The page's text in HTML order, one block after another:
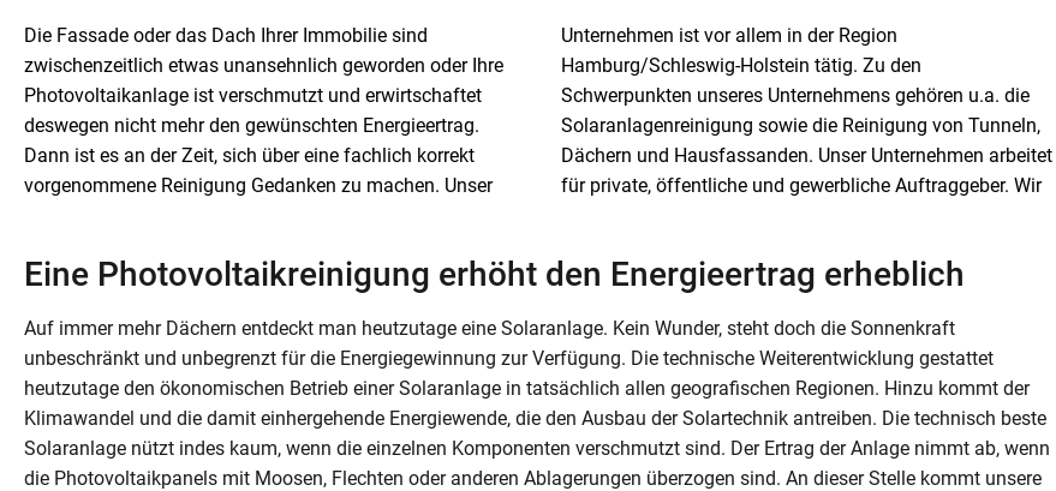
Die Fassade oder das Dach Ihrer Immobilie sind
zwischenzeitlich etwas unansehnlich geworden oder Ihre
Photovoltaikanlage ist verschmutzt und erwirtschaftet
deswegen nicht mehr den gewünschten Energieertrag.
Dann ist es an der Zeit, sich über eine fachlich korrekt
vorgenommene Reinigung Gedanken zu machen. Unser
Unternehmen ist vor allem in der Region
Hamburg/Schleswig-Holstein tätig. Zu den
Schwerpunkten unseres Unternehmens gehören u.a. die
Solaranlagenreinigung sowie die Reinigung von Tunneln,
Dächern und Hausfassanden. Unser Unternehmen arbeitet
für private, öffentliche und gewerbliche Auftraggeber. Wir
verfügen über die notwendige Technik und langjährige
Erfahrung. Gerne führen wir für Sie darüber hinaus auch
Baumfällungen und Baumpflegearbeiten durch. In diesem
Artikel behandeln wir zunächst das Thema
Eine Photovoltaikreinigung erhöht den Energieertrag erheblich
Auf immer mehr Dächern entdeckt man heutzutage eine Solaranlage. Kein Wunder, steht doch die Sonnenkraft
unbeschränkt und unbegrenzt für die Energiegewinnung zur Verfügung. Die technische Weiterentwicklung gestattet
heutzutage den ökonomischen Betrieb einer Solaranlage in tatsächlich allen geografischen Regionen. Hinzu kommt der
Klimawandel und die damit einhergehende Energiewende, die den Ausbau der Solartechnik antreiben. Die technisch beste
Solaranlage nützt indes kaum, wenn die einzelnen Komponenten verschmutzt sind. Der Ertrag der Anlage nimmt ab, wenn
die Photovoltaikpanels mit Moosen, Flechten oder anderen Ablagerungen überzogen sind. An dieser Stelle kommt unsere